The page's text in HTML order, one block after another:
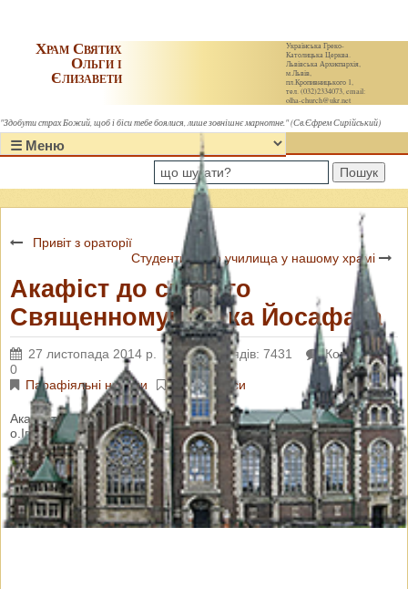
Українська Греко-
Католицька Церква.
Львівська Архиєпархія,
м.Львів,
пл.Кропивницького 1,
тел. (032)2334073, email:
olha-church@ukr.net
Храм Святих
Ольги і
Єлизавети
"Здобути страх Божий, щоб і біси тебе боялися, лише зовнішнє марнотне." (Св.Єфрем Сирійський)
Пошук
Привіт з ораторії
Студенти 28-го училища у нашому храмі
Акафіст до святого
Священномученика Йосафата
27 листопада 2014 р. Переглядів: 7431
Коментарі:
0
Парафіяльні новини
Відеозаписи
Акафіст до святого Священномученика Йосафата служать
о.Ігор Калаш і дяк Тарас Кузьм'як